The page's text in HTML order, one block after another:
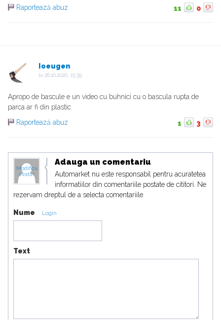
Raportează abuz
11 0
Ioeugen
la 26.10.2020, 15:39
Apropo de bascule e un video cu buhnici cu o bascula rupta de
parca ar fi din plastic
Raportează abuz
1 3
Modifica
avatar
Adauga un comentariu
Automarket nu este responsabil pentru acuratetea
informatiilor din comentariile postate de cititori. Ne
rezervam dreptul de a selecta comentariile.
Nume Login
Text